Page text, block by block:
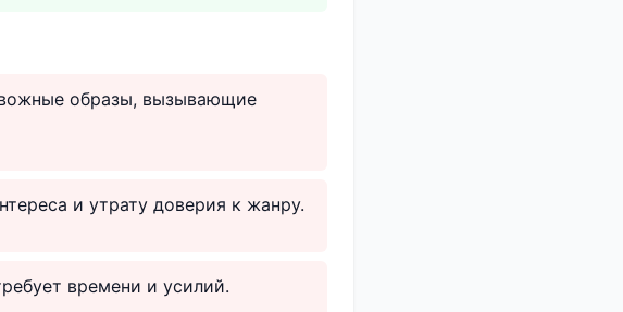
образы, вызывающие
и утрату доверия к жанру.
времени и усилий.